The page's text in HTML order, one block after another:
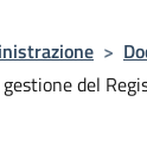
>
del